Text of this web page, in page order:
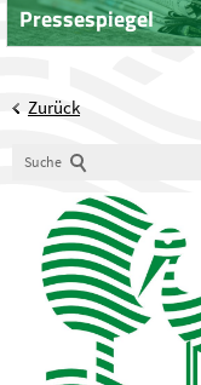
Pressespiegel
Zurück
Suche